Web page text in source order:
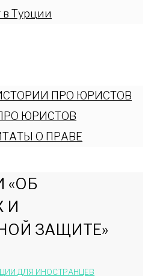
в Турции
ПРО ЮРИСТОВ
ЮРИСТОВ
О ПРАВЕ
«ОБ
И
ЗАЩИТЕ»
ДЛЯ ИНОСТРАНЦЕВ